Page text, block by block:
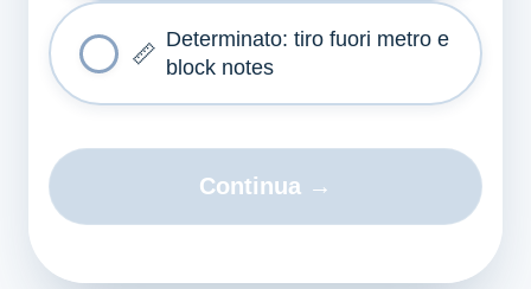
📏
Determinato: tiro fuori metro e
block notes
Continua →